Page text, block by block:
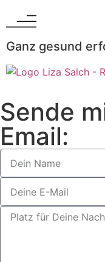
Ganz gesund
Sende
Email: